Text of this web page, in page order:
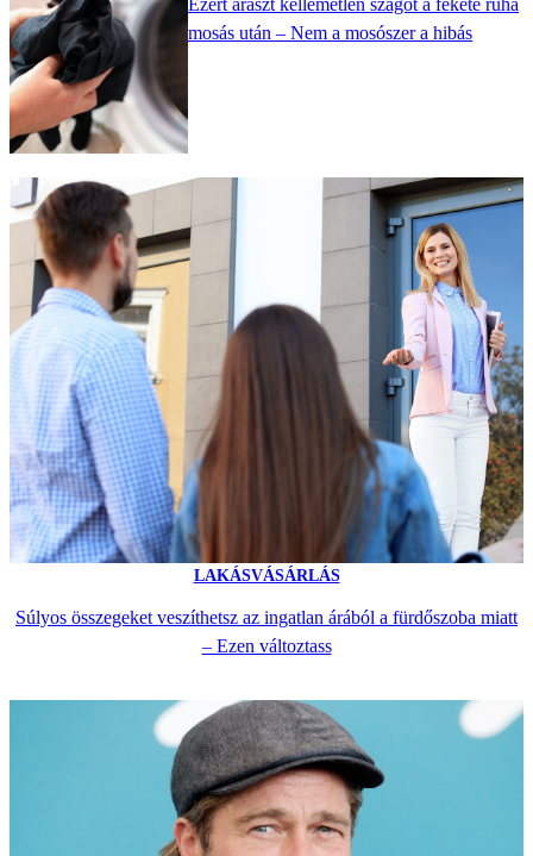
mosás után – Nem a mosószer a hibás
LAKÁSVÁSÁRLÁS
Súlyos összegeket veszíthetsz az ingatlan árából a fürdőszoba miatt
– Ezen változtass